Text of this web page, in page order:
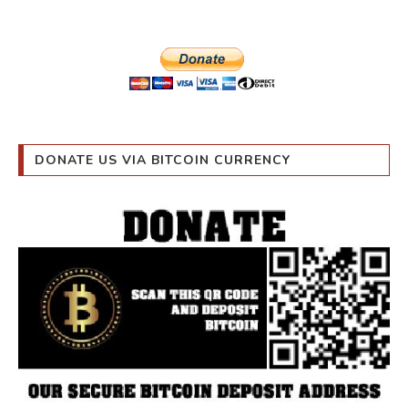
DONATE US VIA BITCOIN CURRENCY